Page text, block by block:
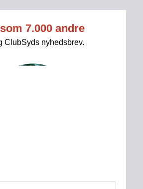
Tip tvSyds redaktion
Seneste nyt